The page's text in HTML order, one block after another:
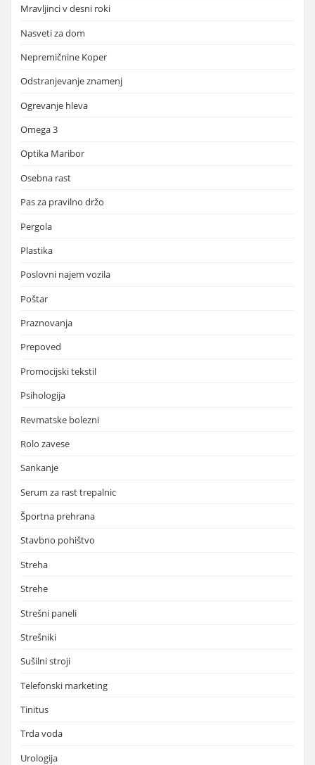
Mravljinci v desni roki
Nasveti za dom
Nepremičnine Koper
Odstranjevanje znamenj
Ogrevanje hleva
Omega 3
Optika Maribor
Osebna rast
Pas za pravilno držo
Pergola
Plastika
Poslovni najem vozila
Poštar
Praznovanja
Prepoved
Promocijski tekstil
Psihologija
Revmatske bolezni
Rolo zavese
Sankanje
Serum za rast trepalnic
Športna prehrana
Stavbno pohištvo
Streha
Strehe
Strešni paneli
Strešniki
Sušilni stroji
Telefonski marketing
Tinitus
Trda voda
Urologija